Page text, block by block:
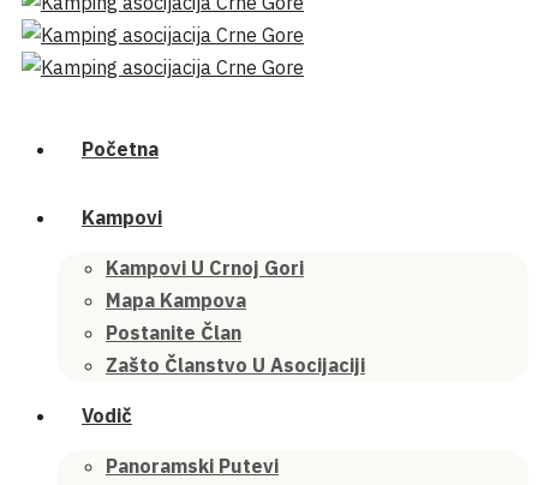
Početna
Kampovi
Kampovi U Crnoj Gori
Mapa Kampova
Postanite Član
Zašto Članstvo U Asocijaciji
Vodič
Panoramski Putevi